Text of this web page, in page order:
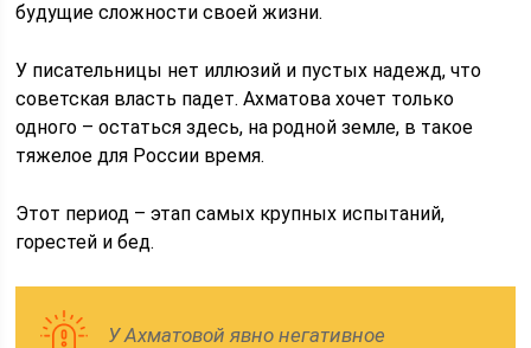
будущие сложности своей жизни.
У писательницы нет иллюзий и пустых надежд, что
советская власть падет. Ахматова хочет только
одного – остаться здесь, на родной земле, в такое
тяжелое для России время.
Этот период – этап самых крупных испытаний,
горестей и бед.
У Ахматовой явно негативное